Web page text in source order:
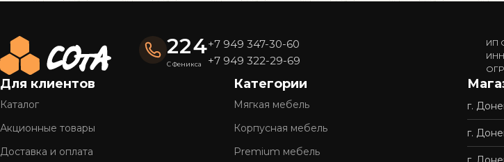
Готовые решения — быстро и удобно
Вся мебель «СОтА» уже в наличии и готова к отправке. Вам не придётся ждать
доставку.
Полное обслуживание
: консультацию, доставку и профессиональную
Более 26 лет на рынке
224
С Феникса
+7 949 347-30-60
+7 949 322-29-69
ИП
ИНН
Для клиентов
Каталог
Акционные товары
Доставка и оплата
Категории
Мягкая мебель
Корпусная мебель
Premium мебель
г.
г.